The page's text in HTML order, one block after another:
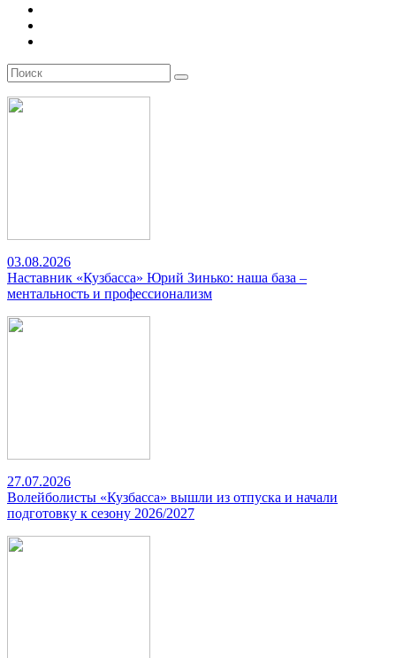
03.08.2026
Наставник «Кузбасса» Юрий Зинько: наша база –
ментальность и профессионализм
27.07.2026
Волейболисты «Кузбасса» вышли из отпуска и начали
подготовку к сезону 2026/2027